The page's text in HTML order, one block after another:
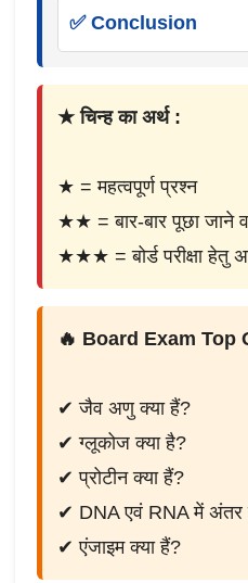
✅ Conclusion
★ चिन्ह का अर्थ :
★ = महत्वपूर्ण प्रश्न
★★ = बार-बार पूछा जाने
★★★ = बोर्ड परीक्षा हेतु
🔥 Board Exam Top
✔ जैव अणु क्या हैं?
✔ ग्लूकोज क्या है?
✔ प्रोटीन क्या हैं?
✔ DNA एवं RNA में अंतर
✔ एंजाइम क्या हैं?